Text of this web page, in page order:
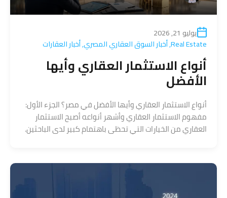
يوليو 21, 2026
Real Estate
,أخبار السوق العقاري المصري,أخبار العقارات
أنواع الاستثمار العقاري وأيها
الأفضل
أنواع الاستثمار العقاري وأيها الأفضل في مصر؟ الجزء الأول:
مفهوم الاستثمار العقاري وأشهر أنواعه أصبح الاستثمار
العقاري من الخيارات التي تحظى باهتمام كبير لدى الباحثين.